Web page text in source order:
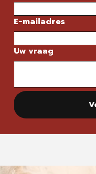
E-mailadres
Uw vraag